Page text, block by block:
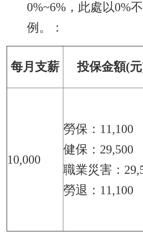
0%~6%，此處以0%
例。：
每月支薪
投保金額(
10,000
勞保：11,100
健保：29,500
職業災害：
勞退：11,100